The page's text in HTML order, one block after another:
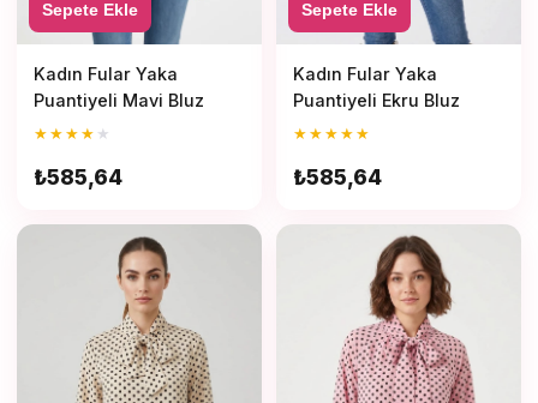
Sepete Ekle
Kadın Fular Yaka
Puantiyeli Mavi Bluz
★★★★ ★
₺585,64
Sepete Ekle
Kadın Fular Yaka
Puantiyeli Ekru Bluz
★★★★★
₺585,64